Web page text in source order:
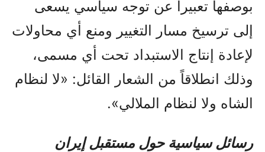
بوصفها تعبيراً عن توجه سياسي يسعى
إلى ترسيخ مسار التغيير ومنع أي محاولات
لإعادة إنتاج الاستبداد تحت أي مسمى،
وذلك انطلاقاً من الشعار القائل: «لا لنظام
الشاه ولا لنظام الملالي».
رسائل سياسية حول مستقبل إيران